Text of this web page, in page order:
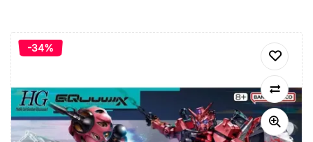
-34%